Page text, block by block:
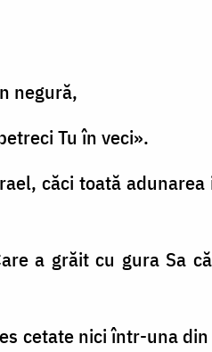
negură,
Tu în veci».
căci toată
a grăit cu gura Sa
cetate nici într-una